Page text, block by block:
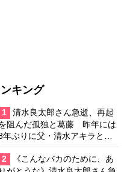
キング
1
清水良太郎さん急逝、再起
阻んだ孤独と葛藤 昨年には
年ぶりに父・清水アキラと共
、本格的な活動再開に向かっ
ていたが…周囲が懸念していた
2
《こんなバカのために、あ